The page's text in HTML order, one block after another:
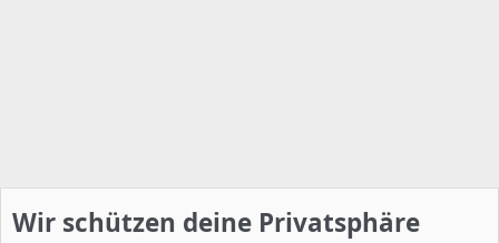
Wir schützen deine Privatsphäre